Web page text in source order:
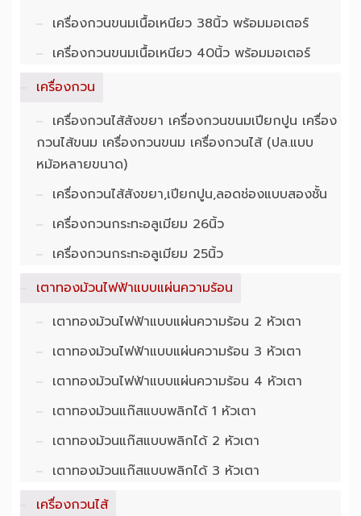
เครื่องกวนขนมเนื้อเหนียว 38นิ้ว พร้อมมอเตอร์
เครื่องกวนขนมเนื้อเหนียว 40นิ้ว พร้อมมอเตอร์
เครื่องกวน
เครื่องกวนไส้สังขยา เครื่องกวนขนมเปียกปูน เครื่อง
กวนไส้ขนม เครื่องกวนขนม เครื่องกวนไส้ (ปล.แบบ
หม้อหลายขนาด)
เครื่องกวนไส้สังขยา,เปียกปูน,ลอดช่องแบบสองชั้น
เครื่องกวนกระทะอลูเมียม 26นิ้ว
เครื่องกวนกระทะอลูเมียม 25นิ้ว
เตาทองม้วนไฟฟ้าแบบแผ่นความร้อน
เตาทองม้วนไฟฟ้าแบบแผ่นความร้อน 2 หัวเตา
เตาทองม้วนไฟฟ้าแบบแผ่นความร้อน 3 หัวเตา
เตาทองม้วนไฟฟ้าแบบแผ่นความร้อน 4 หัวเตา
เตาทองม้วนแก๊สแบบพลิกได้ 1 หัวเตา
เตาทองม้วนแก๊สแบบพลิกได้ 2 หัวเตา
เตาทองม้วนแก๊สแบบพลิกได้ 3 หัวเตา
เครื่องกวนไส้